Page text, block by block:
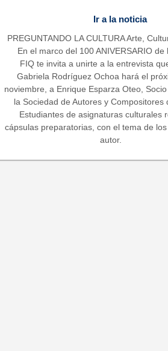
Ir a la noticia
PREGUNTANDO LA CULTURA Arte,
En el marco del 100 ANIVERSARIO de
FIQ te invita a unirte a la entrevista
Gabriela Rodríguez Ochoa hará el
noviembre, a Enrique Esparza Oteo,
la Sociedad de Autores y Compositores
Estudiantes de asignaturas culturales
cápsulas preparatorias, con el tema de
autor.